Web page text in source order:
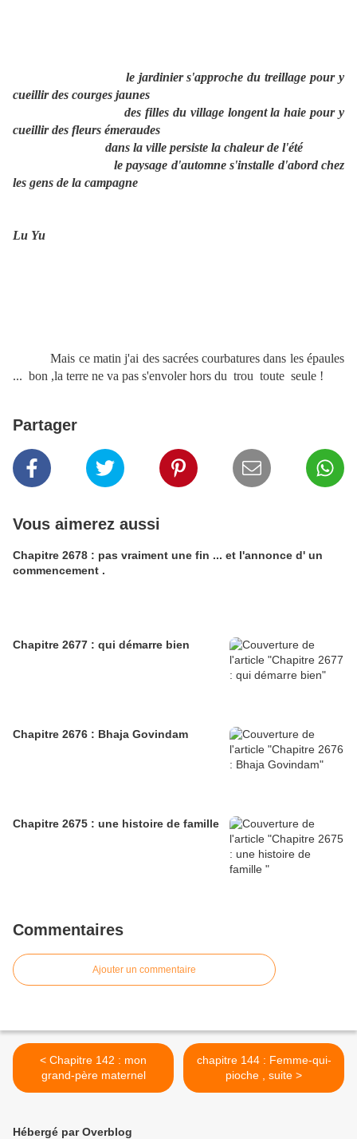
le jardinier s'approche du treillage pour y
cueillir des courges jaunes
des filles du village longent la haie pour y
cueillir des fleurs émeraudes
dans la ville persiste la chaleur de l'été
le paysage d'automne s'installe d'abord chez
les gens de la campagne
Lu Yu
Mais ce matin j'ai des sacrées courbatures dans les épaules
... bon ,la terre ne va pas s'envoler hors du trou toute seule !
Partager
Vous aimerez aussi
Chapitre 2678 : pas vraiment une fin ... et l'annonce d' un
commencement .
Chapitre 2677 : qui démarre bien
Chapitre 2676 : Bhaja Govindam
Chapitre 2675 : une histoire de famille
Commentaires
Ajouter un commentaire
< Chapitre 142 : mon
grand-père maternel
chapitre 144 : Femme-qui-
pioche , suite >
Hébergé par Overblog